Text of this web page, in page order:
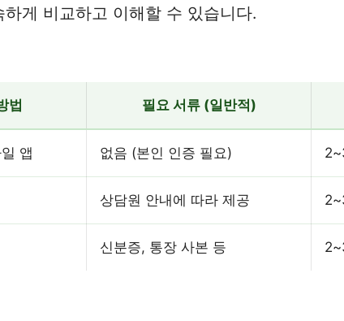
게 비교하고 이해할 수 있습니다.
법 필요 서류 (일반적)
앱 없음 (본인 인증 필요)
상담원 안내에 따라 제공
신분증, 통장 사본 등